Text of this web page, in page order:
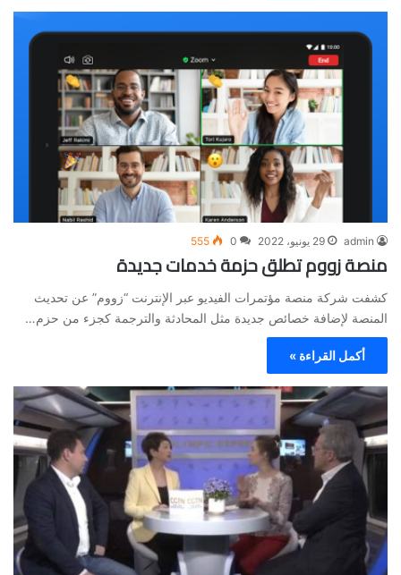
admin 29 يونيو، 2022 0
555
منصة زووم تطلق حزمة خدمات جديدة
كشفت شركة منصة مؤتمرات الفيديو عبر الإنترنت “زووم” عن تحديث
المنصة لإضافة خصائص جديدة مثل المحادثة والترجمة كجزء من حزم…
أكمل القراءة »